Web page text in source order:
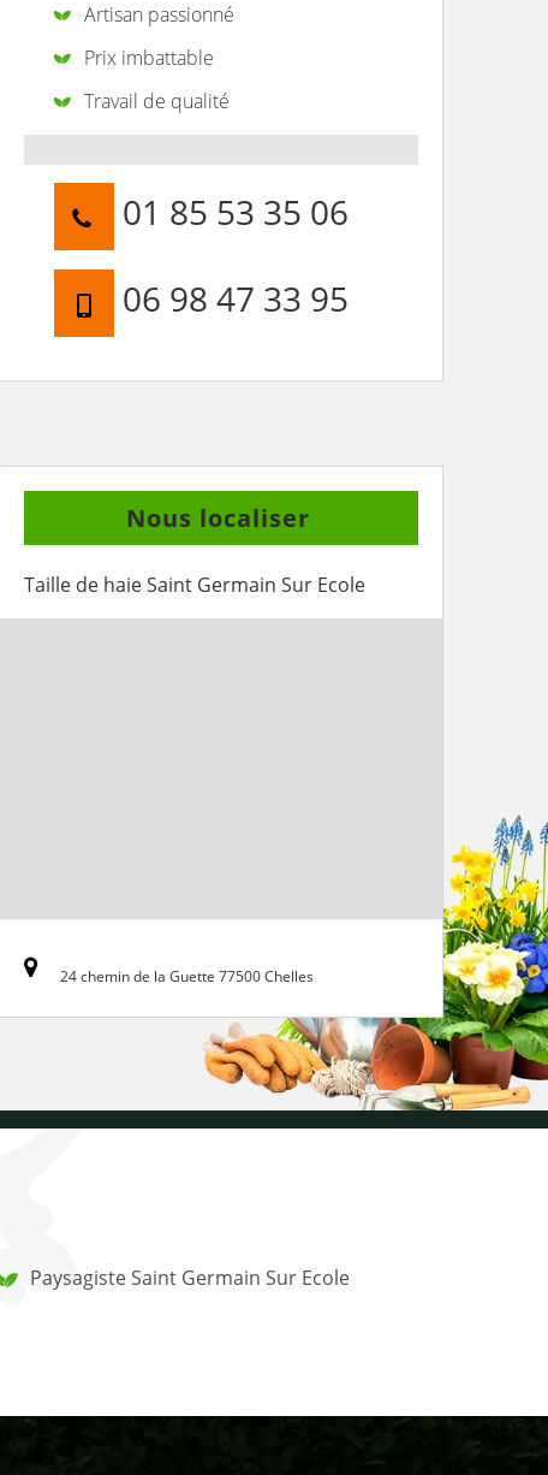
Artisan passionné
Prix imbattable
Travail de qualité
01 85 53 35 06
06 98 47 33 95
Nous localiser
Taille de haie Saint Germain Sur Ecole
24 chemin de la Guette 77500 Chelles
Paysagiste Saint Germain Sur Ecole